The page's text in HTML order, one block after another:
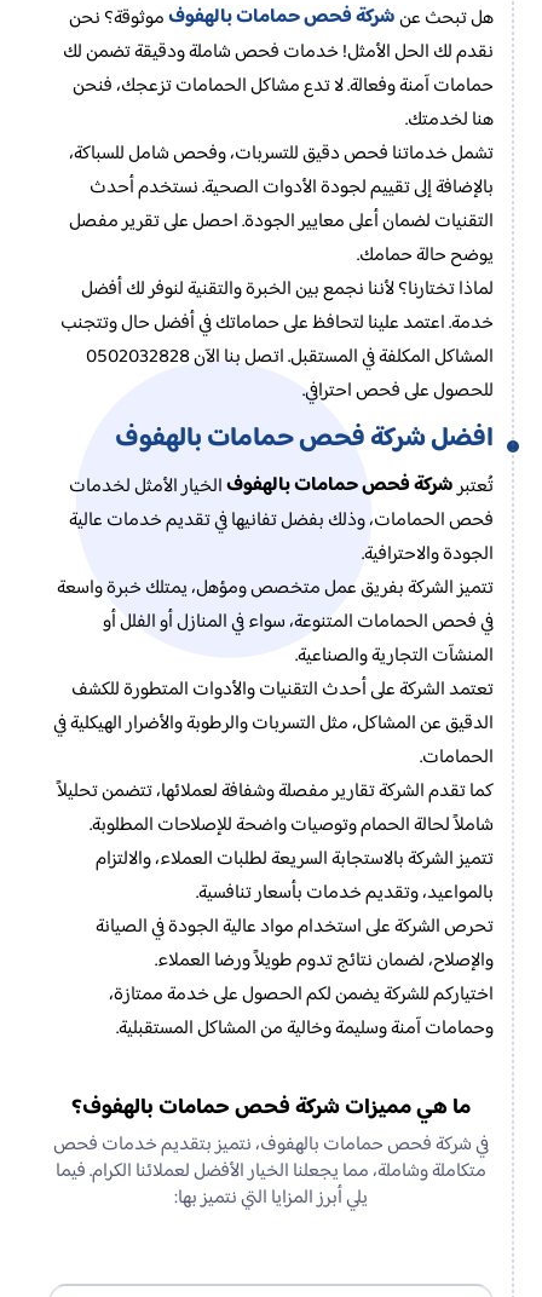
هل تبحث عنشركة فحص حمامات بالهفوفموثوقة؟ نحن
نقدم لك الحل الأمثل! خدمات فحص شاملة ودقيقة تضمن لك
حمامات آمنة وفعالة. لا تدع مشاكل الحمامات تزعجك، فنحن
هنا لخدمتك.
تشمل خدماتنا فحص دقيق للتسربات، وفحص شامل للسباكة،
بالإضافة إلى تقييم لجودة الأدوات الصحية. نستخدم أحدث
التقنيات لضمان أعلى معايير الجودة. احصل على تقرير مفصل
يوضح حالة حمامك.
لماذا تختارنا؟ لأننا نجمع بين الخبرة والتقنية لنوفر لك أفضل
خدمة. اعتمد علينا لتحافظ على حماماتك في أفضل حال وتتجنب
المشاكل المكلفة في المستقبل. اتصل بنا الآن 0502032828
للحصول على فحص احترافي.
افضل شركة فحص حمامات بالهفوف
تُعتبرشركة فحص حمامات بالهفوفالخيار الأمثل لخدمات
فحص الحمامات، وذلك بفضل تفانيها في تقديم خدمات عالية
الجودة والاحترافية.
تتميز الشركة بفريق عمل متخصص ومؤهل، يمتلك خبرة واسعة
في فحص الحمامات المتنوعة، سواء في المنازل أو الفلل أو
المنشآت التجارية والصناعية.
تعتمد الشركة على أحدث التقنيات والأدوات المتطورة للكشف
الدقيق عن المشاكل، مثل التسربات والرطوبة والأضرار الهيكلية في
الحمامات.
كما تقدم الشركة تقارير مفصلة وشفافة لعملائها، تتضمن تحليلاً
شاملاً لحالة الحمام وتوصيات واضحة للإصلاحات المطلوبة.
تتميز الشركة بالاستجابة السريعة لطلبات العملاء، والالتزام
بالمواعيد، وتقديم خدمات بأسعار تنافسية.
تحرص الشركة على استخدام مواد عالية الجودة في الصيانة
والإصلاح، لضمان نتائج تدوم طويلاً ورضا العملاء.
اختياركم للشركة يضمن لكم الحصول على خدمة ممتازة،
وحمامات آمنة وسليمة وخالية من المشاكل المستقبلية.
ما هي مميزات شركة فحص حمامات بالهفوف؟
في شركة فحص حمامات بالهفوف، نتميز بتقديم خدمات فحص
متكاملة وشاملة، مما يجعلنا الخيار الأفضل لعملائنا الكرام. فيما
يلي أبرز المزايا التي نتميز بها: